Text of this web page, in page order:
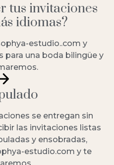
tus invitaciones
idiomas?
estudio..com y
para una boda bilingüe y
se entregan sin
las invitaciones listas
y ensobradas,
estudio.com y te